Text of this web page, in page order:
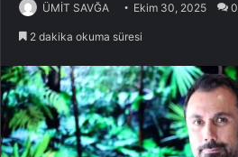
ÜMİT SAVĞA Ekim 30, 2025 0
2 dakika okuma süresi